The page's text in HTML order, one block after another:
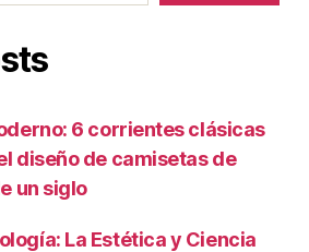
6 corrientes clásicas
diseño de camisetas de
un siglo
La Estética y Ciencia